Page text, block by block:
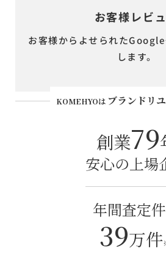
お客様レビ
お客様からよせられた
します。
KOMEHYOは ブランドリ
創業79
安心の上場
年間査定
39万件